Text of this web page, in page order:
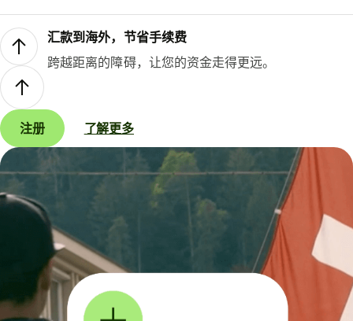
汇款到海外，节省手续费
跨越距离的障碍，让您的资金走得更远。
注册 了解更多